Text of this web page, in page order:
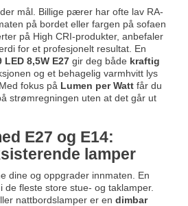
mål. Billige pærer har ofte lav RA-
på bordet eller fargen på sofaen
på High CRI-produkter, anbefaler
for et profesjonelt resultat. En
LED 8,5W E27 gir deg både kraftig
og et behagelig varmhvitt lys
fokus på Lumen per Watt får du
strømregningen uten at det går ut
E27 og E14:
lamper
dine og oppgrader innmaten. En
de fleste store stue- og taklamper.
nattbordslamper er en dimbar